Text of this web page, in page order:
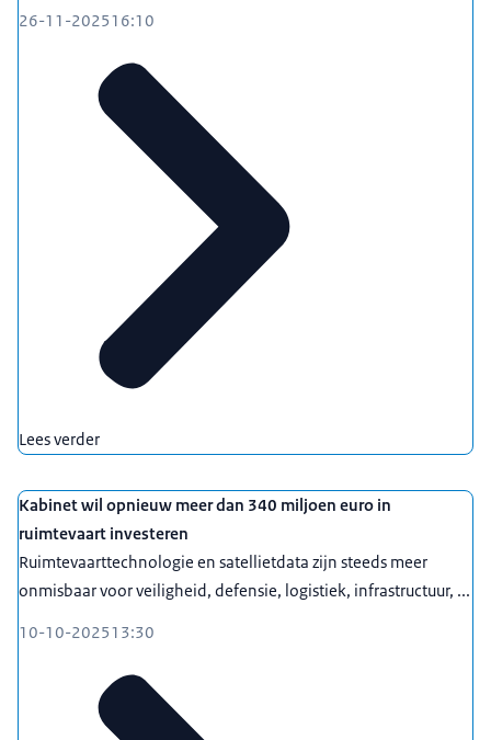
26-11-202516:10
Lees verder
Kabinet wil opnieuw meer dan 340 miljoen euro in
ruimtevaart investeren
Ruimtevaarttechnologie en satellietdata zijn steeds meer
onmisbaar voor veiligheid, defensie, logistiek, infrastructuur, ...
10-10-202513:30